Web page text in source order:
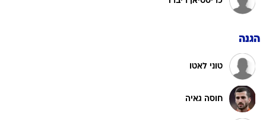
הגנה
טוני לאטו
חוסה גאיה